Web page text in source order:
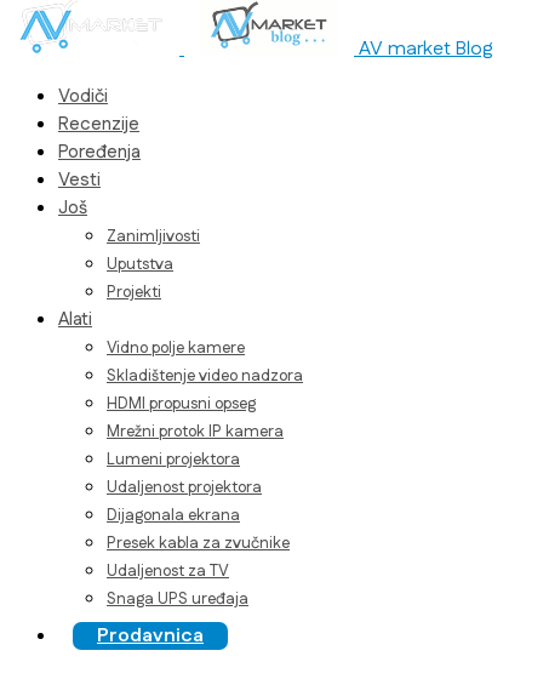
AV market Blog
Vodiči
Recenzije
Poređenja
Vesti
Još
Zanimljivosti
Uputstva
Projekti
Alati
Vidno polje kamere
Skladištenje video nadzora
HDMI propusni opseg
Mrežni protok IP kamera
Lumeni projektora
Udaljenost projektora
Dijagonala ekrana
Presek kabla za zvučnike
Udaljenost za TV
Snaga UPS uređaja
Prodavnica